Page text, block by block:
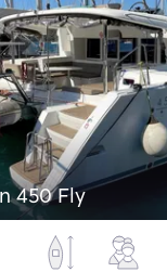
450 Fly